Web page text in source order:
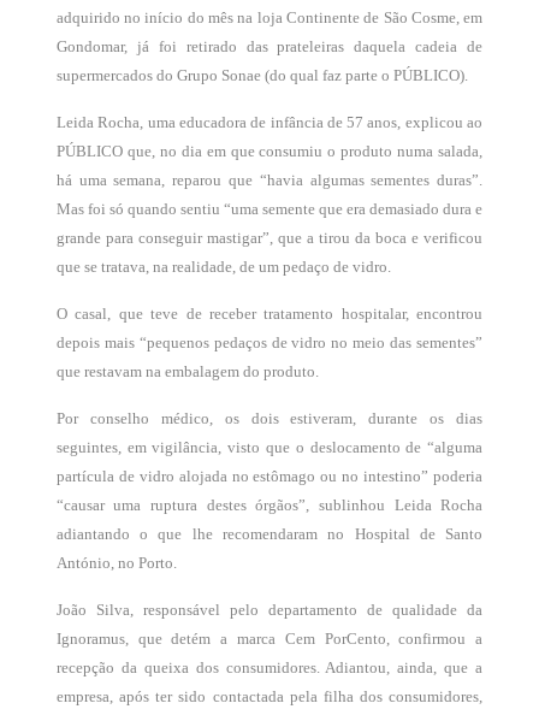
adquirido no início do mês na loja Continente de São Cosme, em
Gondomar, já foi retirado das prateleiras daquela cadeia de
supermercados do Grupo Sonae (do qual faz parte o PÚBLICO).
Leida Rocha, uma educadora de infância de 57 anos, explicou ao
PÚBLICO que, no dia em que consumiu o produto numa salada,
há uma semana, reparou que “havia algumas sementes duras”.
Mas foi só quando sentiu “uma semente que era demasiado dura e
grande para conseguir mastigar”, que a tirou da boca e verificou
que se tratava, na realidade, de um pedaço de vidro.
O casal, que teve de receber tratamento hospitalar, encontrou
depois mais “pequenos pedaços de vidro no meio das sementes”
que restavam na embalagem do produto.
Por conselho médico, os dois estiveram, durante os dias
seguintes, em vigilância, visto que o deslocamento de “alguma
partícula de vidro alojada no estômago ou no intestino” poderia
“causar uma ruptura destes órgãos”, sublinhou Leida Rocha
adiantando o que lhe recomendaram no Hospital de Santo
António, no Porto.
João Silva, responsável pelo departamento de qualidade da
Ignoramus, que detém a marca Cem PorCento, confirmou a
recepção da queixa dos consumidores. Adiantou, ainda, que a
empresa, após ter sido contactada pela filha dos consumidores,